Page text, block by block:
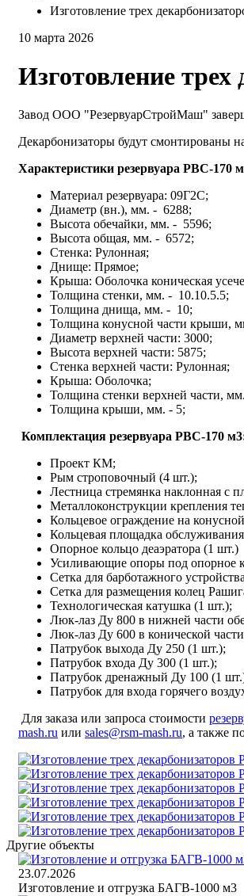
Изготовление трех
10 марта 2026
Изготовление
Завод ООО "РезервуарСтройМаш"
Декарбонизаторы будут смонтированы
Характеристики резервуара РВС-170
Материал резервуара: 09Г2С;
Диаметр (вн.), мм. - 6288;
Высота обечайки, мм. - 5596;
Высота общая, мм. - 6572;
Стенка: Рулонная;
Днище: Прямое;
Крыша: Оболочка коническая
Толщина стенки, мм. - 10.10.5.5;
Толщина днища, мм. - 10;
Толщина конусной части крыши,
Диаметр верхней части: 3000;
Высота верхней части: 5875;
Стенка верхней части: Рулонная;
Крыша: Оболочка;
Толщина стенки верхней части,
Толщина крыши, мм. - 5;
Комплектация резервуара РВС-170
Проект КМ;
Рым строповочный (4 шт.);
Лестница стремянка наклонная с
Металлоконструкции крепления
Кольцевое ограждение на
Кольцевая площадка
Опорное кольцо деаэратора (1 шт.)
Усиливающие опоры под опорное
Сетка для барботажного
Сетка для размещения колец
Технологическая катушка (1 шт.);
Люк-лаз Ду 800 в нижней части
Люк-лаз Ду 600 в конической
Патрубок выхода Ду 250 (1 шт.);
Патрубок входа Ду 300 (1 шт.);
Патрубок дренажный Ду 100 (1
Патрубок для входа горячего
Для заказа или запроса стоимости
mash.ru или sales@rsm-mash.ru, а также
Другие объекты
23.07.2026
Изготовление и отгрузка БАГВ-1000 м3